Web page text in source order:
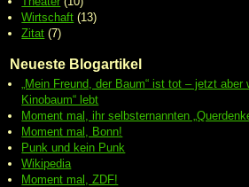
Wirtschaft (13)
Zitat (7)
Neueste Blogartikel
„Mein Freund, der Baum“ ist tot – jetzt aber
Kinobaum“ lebt
Moment mal, ihr selbsternannten
Moment mal, Bonn!
Punk und kein Punk
Wikipedia
Moment mal, ZDF!